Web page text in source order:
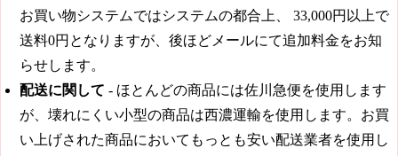
お買い物システムではシステムの都合上、
33,000円 以上で
送料0円となりますが、後ほどメールにて追加料金をお知
らせします。
配送に関して - ほとんどの商品には佐川急便を使用します
が、壊れにくい小型の商品は西濃運輸を使用します。お買
い上げされた商品においてもっとも安い配送業者を使用し